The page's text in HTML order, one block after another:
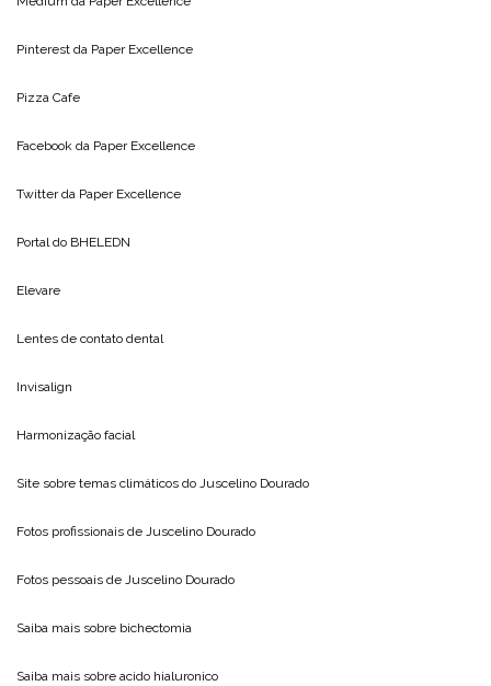
Pinterest da Paper Excellence
Pizza Cafe
Facebook da Paper Excellence
Twitter da Paper Excellence
Portal do BHELEDN
Elevare
Lentes de contato dental
Invisalign
Harmonização facial
Site sobre temas climáticos do Juscelino Dourado
Fotos profissionais de Juscelino Dourado
Fotos pessoais de Juscelino Dourado
Saiba mais sobre bichectomia
Saiba mais sobre acido hialuronico